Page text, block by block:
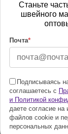
Станьте
швейного
Почта*
Подписываясь
соглашаетесь с
и Политикой
даете согласие на
файлов cookie и
персональных